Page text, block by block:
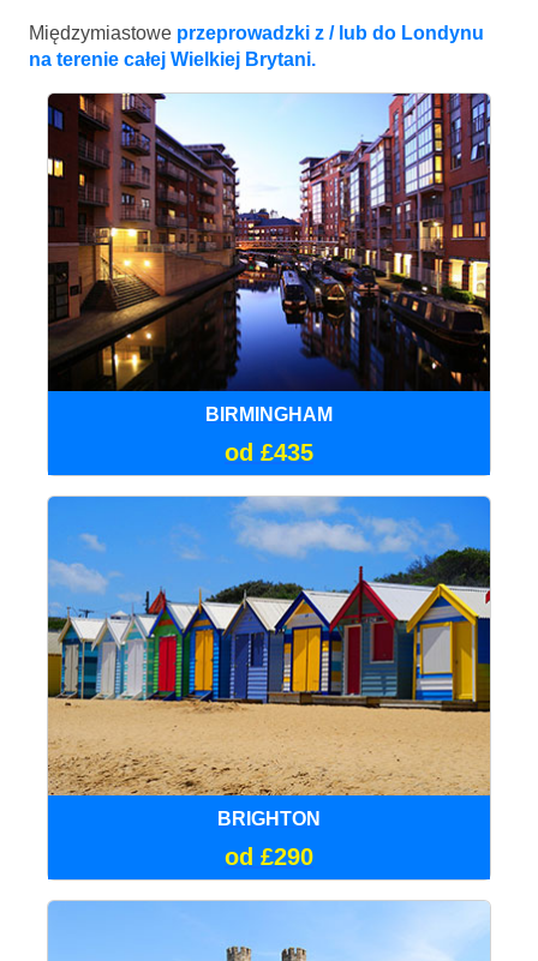
Międzymiastowe przeprowadzki z / lub do Londynu
na terenie całej Wielkiej Brytani.
BIRMINGHAM
od £435
BRIGHTON
od £290